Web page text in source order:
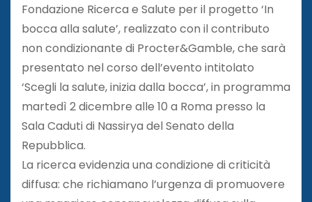
Fondazione Ricerca e Salute per il progetto ‘In
bocca alla salute’, realizzato con il contributo
non condizionante di Procter&Gamble, che sarà
presentato nel corso dell’evento intitolato
‘Scegli la salute, inizia dalla bocca’, in programma
martedì 2 dicembre alle 10 a Roma presso la
Sala Caduti di Nassirya del Senato della
Repubblica.
La ricerca evidenzia una condizione di criticità
diffusa: che richiamano l’urgenza di promuovere